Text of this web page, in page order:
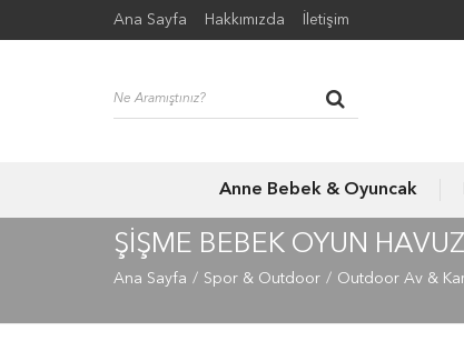
Ana Sayfa Hakkımızda İletişim
Anne Bebek & Oyuncak
ŞİŞME BEBEK OYUN
Ana Sayfa Spor & Outdoor Outdoor Av &